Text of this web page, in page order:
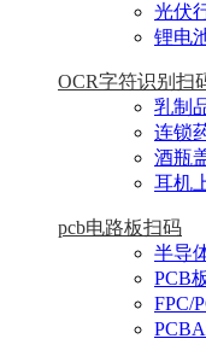
光伏
锂电
OCR字符识别扫
乳制
连锁
酒瓶
耳机
pcb电路板扫码
半导
PCB
FPC/